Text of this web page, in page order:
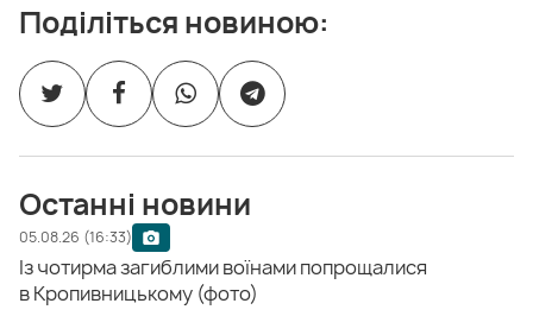
Поділіться новиною:
Останні новини
05.08.26 (16:33)
Із чотирма загиблими воїнами попрощалися
в Кропивницькому (фото)